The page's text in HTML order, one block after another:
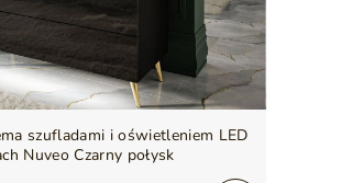
szufladami i oświetleniem LED
Nuveo Czarny połysk